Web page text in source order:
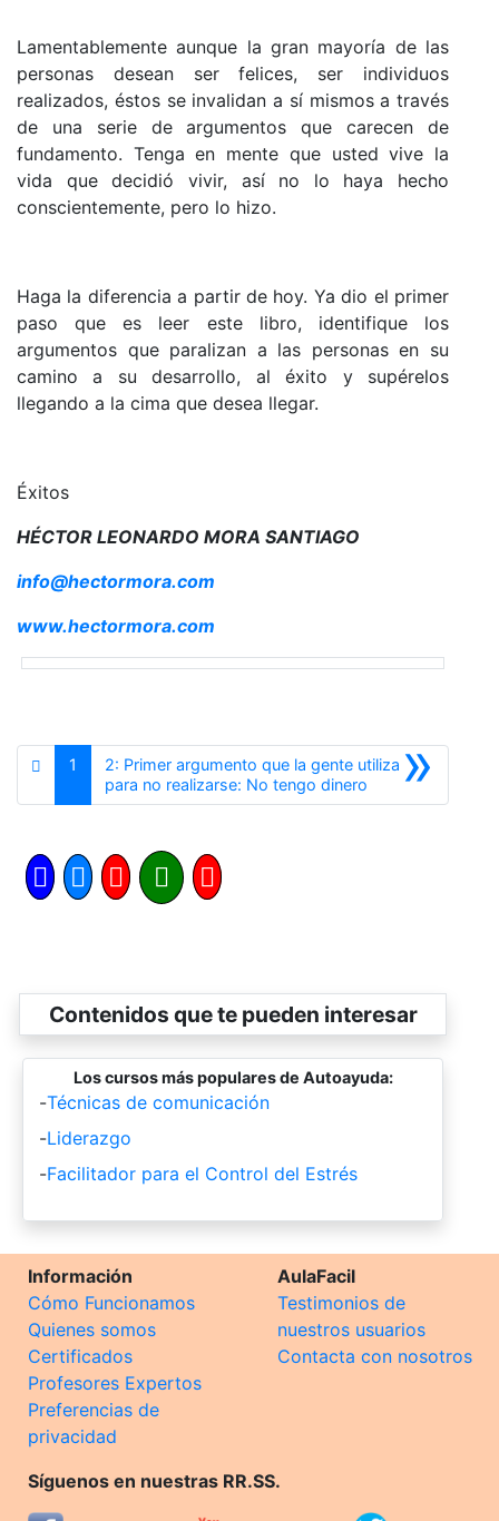
Lamentablemente aunque la gran mayoría de las
personas desean ser felices, ser individuos
realizados, éstos se invalidan a sí mismos a través
de una serie de argumentos que carecen de
fundamento. Tenga en mente que usted vive la
vida que decidió vivir, así no lo haya hecho
conscientemente, pero lo hizo.
Haga la diferencia a partir de hoy. Ya dio el primer
paso que es leer este libro, identifique los
argumentos que paralizan a las personas en su
camino a su desarrollo, al éxito y supérelos
llegando a la cima que desea llegar.
Éxitos
HÉCTOR LEONARDO MORA SANTIAGO
info@hectormora.com
www.hectormora.com
1 »
2: Primer argumento que la gente utiliza
para no realizarse: No tengo dinero Siguiente
Contenidos que te pueden interesar
Los cursos más populares de Autoayuda:
-Técnicas de comunicación
-Liderazgo
-Facilitador para el Control del Estrés
Información
Cómo Funcionamos
Quienes somos
Certificados
Profesores Expertos
Preferencias de
privacidad
AulaFacil
Testimonios de
nuestros usuarios
Contacta con nosotros
Síguenos en nuestras RR.SS.